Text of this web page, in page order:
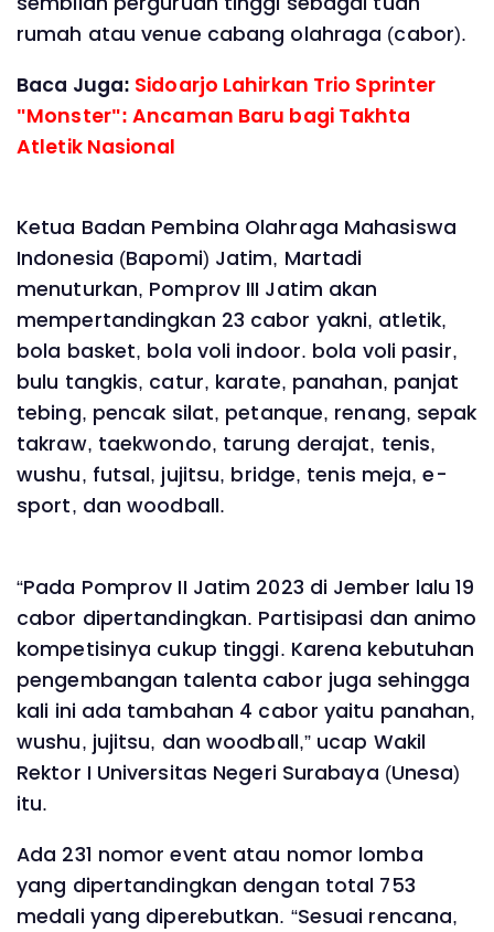
rumah atau venue cabang olahraga (cabor).
Baca Juga: Sidoarjo Lahirkan Trio Sprinter
"Monster": Ancaman Baru bagi Takhta
Atletik Nasional
Ketua Badan Pembina Olahraga Mahasiswa
Indonesia (Bapomi) Jatim, Martadi
menuturkan, Pomprov III Jatim akan
mempertandingkan 23 cabor yakni, atletik,
bola basket, bola voli indoor. bola voli pasir,
bulu tangkis, catur, karate, panahan, panjat
tebing, pencak silat, petanque, renang, sepak
takraw, taekwondo, tarung derajat, tenis,
wushu, futsal, jujitsu, bridge, tenis meja, e-
sport, dan woodball.
“Pada Pomprov II Jatim 2023 di Jember lalu 19
cabor dipertandingkan. Partisipasi dan animo
kompetisinya cukup tinggi. Karena kebutuhan
pengembangan talenta cabor juga sehingga
kali ini ada tambahan 4 cabor yaitu panahan,
wushu, jujitsu, dan woodball,” ucap Wakil
Rektor I Universitas Negeri Surabaya (Unesa)
itu.
Ada 231 nomor event atau nomor lomba
yang dipertandingkan dengan total 753
medali yang diperebutkan. “Sesuai rencana,